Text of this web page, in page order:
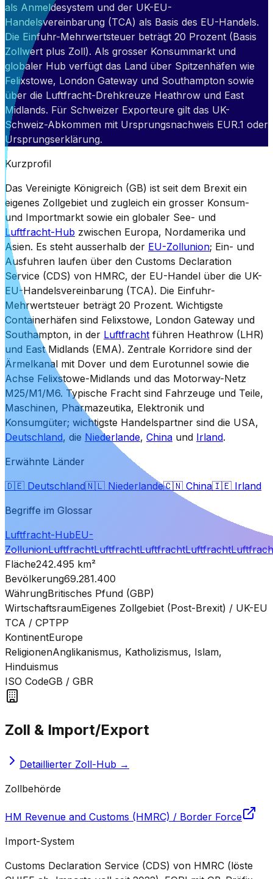
als Anmeldesystem und der UK-EU-
Handelsvereinbarung (TCA) als Basis des EU-Handels.
Die Einfuhr-Mehrwertsteuer beträgt 20 Prozent (Basis
Zollwert plus Zoll). Als grosser Konsummarkt und
globaler Hub verfügt das Land über Spitzenhäfen wie
Felixstowe, London Gateway und Southampton sowie
über die Luftfracht-Drehkreuze Heathrow und East
Midlands. Für Schweizer Exporteure gilt das UK-
Schweiz-Abkommen mit Ursprungsnachweis EUR.1 oder
Ursprungserklärung.
Kurzprofil
Das Vereinigte Königreich (GB) ist seit dem Brexit ein
eigenes Zollgebiet und zugleich ein grosser Konsum-
und Importmarkt sowie ein globaler See- und
Luftfracht-Hub zwischen Europa, Nordamerika und
Asien. Es steht ausserhalb der EU-Zollunion; Ein- und
Ausfuhren laufen über den Customs Declaration
Service (CDS) von HMRC, der EU-Handel über die UK-
EU-Handelsvereinbarung (TCA). Die Einfuhr-
Mehrwertsteuer beträgt 20 Prozent. Wichtigste
Containerhäfen sind Felixstowe, London Gateway und
Southampton, in der Luftfracht führen Heathrow (LHR)
und East Midlands (EMA). Zentrale Korridore sind der
Ärmelkanal mit Dover und dem Eurotunnel sowie die
Achse Felixstowe-Midlands und das Motorway-Netz
M25/M1/M6. Typische Fracht sind Fahrzeuge und Teile,
Maschinen, Pharmazeutika, Elektronik und
Konsumgüter; wichtigste Handelspartner sind die USA,
Deutschland, die Niederlande, China und Irland.
Erwähnte Länder
🇩🇪 Deutschland🇳🇱 Niederlande🇨🇳 China🇮🇪 Irland
Begriffe im Glossar
Luftfracht-HubEU-
ZollunionLuftfrachtLuftfrachtLuftfrachtLuftfracht
Fläche242.495 km²
Bevölkerung69.281.400
WährungBritisches Pfund (GBP)
WirtschaftsraumEigenes Zollgebiet (Post-Brexit) / UK-EU
TCA / CPTPP
KontinentEurope
ReligionenAnglikanismus, Katholizismus, Islam,
Hinduismus
ISO CodeGB / GBR
Zoll & Import/Export
Detaillierter Zoll-Hub →
Zollbehörde
HM Revenue and Customs (HMRC) / Border Force
Import-System
Customs Declaration Service (CDS) von HMRC (löste